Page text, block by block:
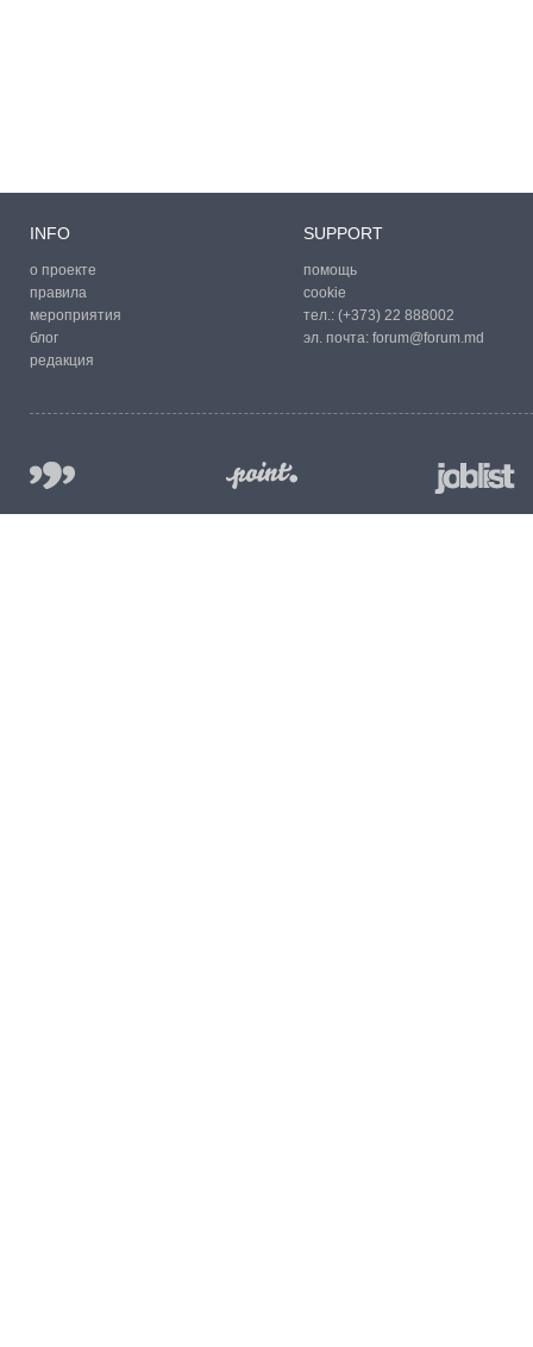
INFO
о проекте
правила
мероприятия
блог
редакция
SUPPORT
помощь
cookie
тел.: (+373) 22 888002
эл. почта: forum@forum.md